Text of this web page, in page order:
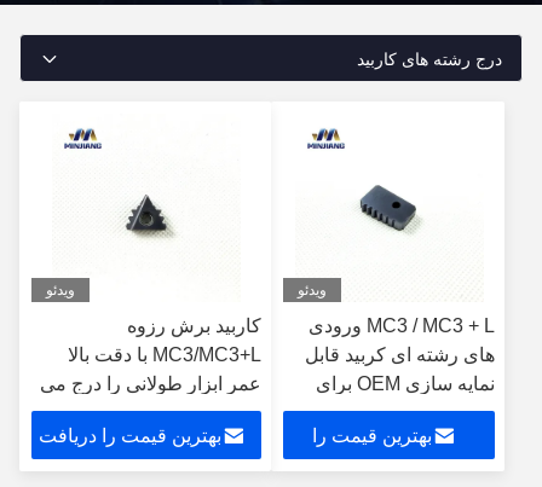
درج رشته های کاربید
ویدئو
MC3 / MC3 + L ورودی
های رشته ای کربید قابل
نمایه سازی OEM برای
لوله کشی پذیرفته شده
بهترین قیمت را
ویدئو
کاربید برش رزوه
MC3/MC3+L با دقت بالا
عمر ابزار طولانی را درج می
کند
بهترین قیمت را دریافت